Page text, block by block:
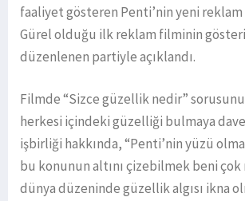
faaliyet gösteren Penti’nin yeni
Gürel olduğu ilk reklam filminin
düzenlenen partiyle açıklandı.
Filmde “Sizce güzellik nedir”
herkesi içindeki güzelliği bulmaya
işbirliği hakkında, “Penti’nin yüzü
bu konunun altını çizebilmek beni
dünya düzeninde güzellik algısı ikna